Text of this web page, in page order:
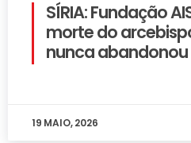
SÍRIA: Fundação
morte do
nunca
19 MAIO, 2026